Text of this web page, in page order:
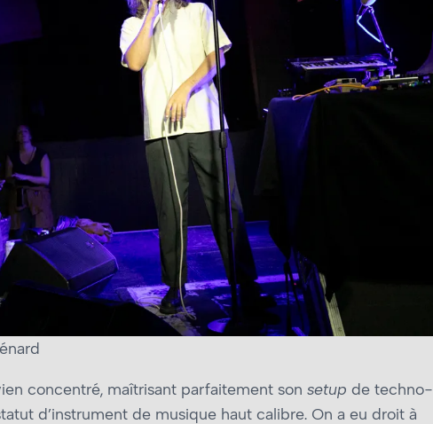
concentré, maîtrisant parfaitement son setup de techno-
d’instrument de musique haut calibre. On a eu droit à